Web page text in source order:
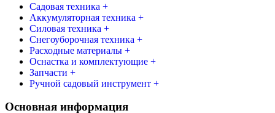
Садовая техника +
Аккумуляторная техника +
Силовая техника +
Снегоуборочная техника +
Расходные материалы +
Оснастка и комплектующие +
Запчасти +
Ручной садовый инструмент +
Основная информация